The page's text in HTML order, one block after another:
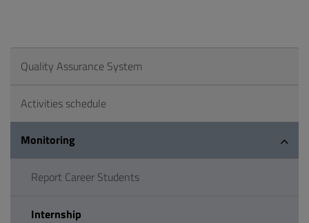
Quality Assurance System
Activities schedule
Monitoring
Report Career Students
Internship